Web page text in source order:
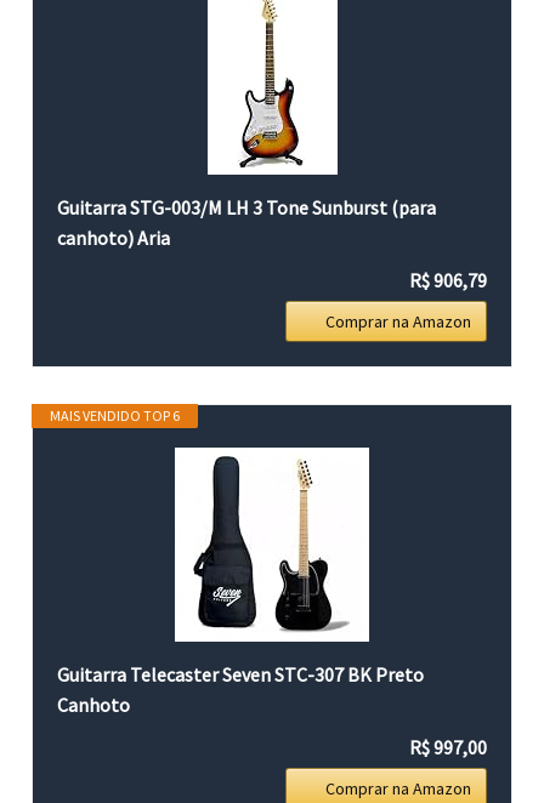
Guitarra STG-003/M LH 3 Tone Sunburst (para
canhoto) Aria
R$ 906,79
Comprar na Amazon
MAIS VENDIDO TOP 6
Guitarra Telecaster Seven STC-307 BK Preto
Canhoto
R$ 997,00
Comprar na Amazon